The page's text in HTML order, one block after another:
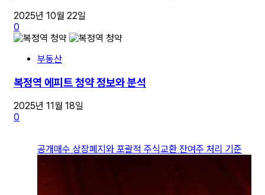
2025년 10월 22일
0
부동산
복정역 에피트 청약 정보와 분석
2025년 11월 18일
0
공개매수 상장폐지와 포괄적 주식교환 잔여주 처리 기준